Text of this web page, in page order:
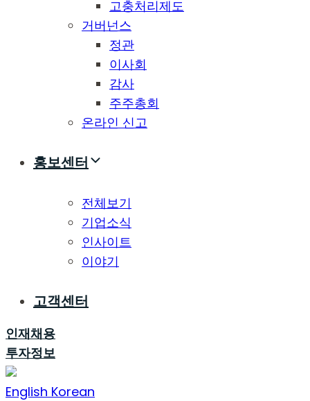
고충처리제도
거버넌스
정관
이사회
감사
주주총회
온라인 신고
홍보센터
전체보기
기업소식
인사이트
이야기
고객센터
인재채용
투자정보
English Korean